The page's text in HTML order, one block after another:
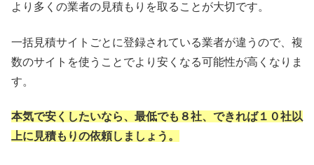
より多くの業者の見積もりを取ることが大切です。
一括見積サイトごとに登録されている業者が違うので、複
数のサイトを使うことでより安くなる可能性が高くなりま
す。
本気で安くしたいなら、最低でも８社、できれば１０社以
上に見積もりの依頼しましょう。